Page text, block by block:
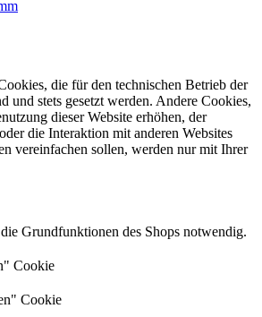
die für den technischen Betrieb der
und stets gesetzt werden. Andere Cookies,
dieser Website erhöhen, der
die Interaktion mit anderen Websites
vereinfachen sollen, werden nur mit Ihrer
Grundfunktionen des Shops notwendig.
Cookie
Cookie